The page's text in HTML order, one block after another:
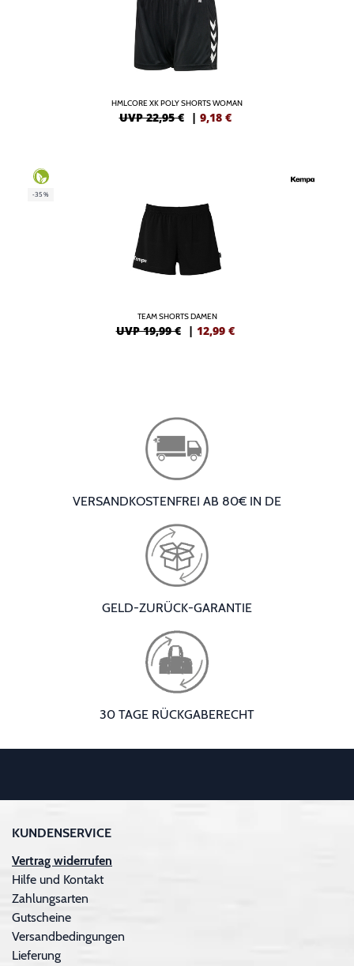
HMLCORE XK POLY SHORTS WOMAN
UVP 22,95 € | 9,18 €
-35%
TEAM SHORTS DAMEN
UVP 19,99 € | 12,99 €
VERSANDKOSTENFREI AB 80€ IN DE
GELD-ZURÜCK-GARANTIE
30 TAGE RÜCKGABERECHT
KUNDENSERVICE
Vertrag widerrufen
Hilfe und Kontakt
Zahlungsarten
Gutscheine
Versandbedingungen
Lieferung